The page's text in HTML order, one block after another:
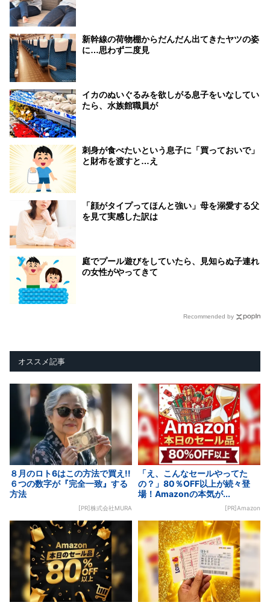
新幹線の荷物棚からだんだん出てきたヤツの姿
に…思わず二度見
イカのぬいぐるみを欲しがる息子をいなしてい
たら、水族館職員が
刺身が食べたいという息子に「買っておいで」
と財布を渡すと…え
「顔がタイプってほんと強い」母を溺愛する父
を見て実感した訳は
庭でプール遊びをしていたら、見知らぬ子連れ
の女性がやってきて
Recommended by
オススメ記事
８月のロト6はこの方法で買え!!
６つの数字が『完全一致』する
方法
[PR]株式会社MURA
「え、こんなセールやってた
の？」80％OFF以上が続々登
場！Amazonの本気が...
[PR]Amazon